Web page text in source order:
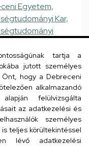
Egyetem,
Kar,
523 023 / 78223
tartja a
jutott személyes
hogy a Debreceni
alkalmazandó
felülvizsgálta
az adatkezelési és
személyes
teljes körültekintéssel
lévő adatkezelési